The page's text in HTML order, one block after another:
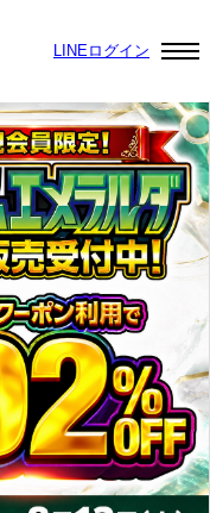
LINEログイン